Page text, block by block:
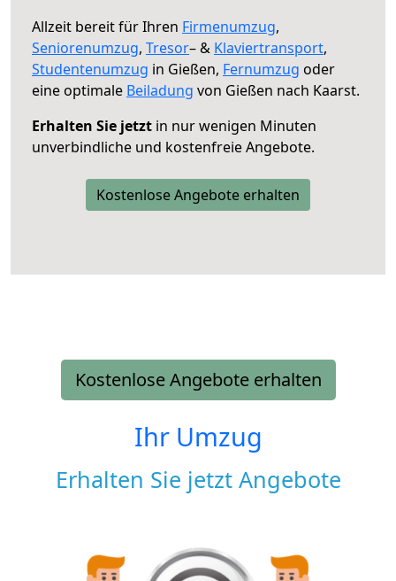
Allzeit bereit für Ihren Firmenumzug,
Seniorenumzug, Tresor– & Klaviertransport,
Studentenumzug in Gießen, Fernumzug oder
eine optimale Beiladung von Gießen nach Kaarst.
Erhalten Sie jetzt in nur wenigen Minuten
unverbindliche und kostenfreie Angebote.
Kostenlose Angebote erhalten
Kostenlose Angebote erhalten
Ihr Umzug
Erhalten Sie jetzt Angebote